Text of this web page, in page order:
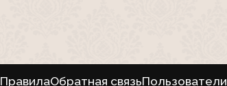
ПравилаОбратная связьПользователи